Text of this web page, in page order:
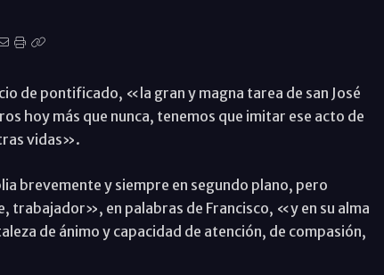
de pontificado, «la gran y magna tarea de san José
hoy más que nunca, tenemos que imitar ese acto de
vidas».
brevemente y siempre en segundo plano, pero
en palabras de Francisco, «y en su alma
de ánimo y capacidad de atención, de compasión,